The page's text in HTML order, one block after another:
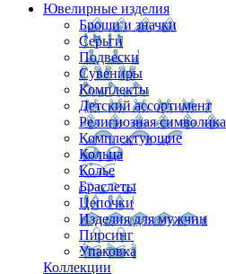
Ювелирные изделия
Броши и значки
Серьги
Подвески
Сувениры
Комплекты
Детский ассортимент
Религиозная символика
Комплектующие
Кольца
Колье
Браслеты
Цепочки
Изделия для мужчин
Пирсинг
Упаковка
Коллекции